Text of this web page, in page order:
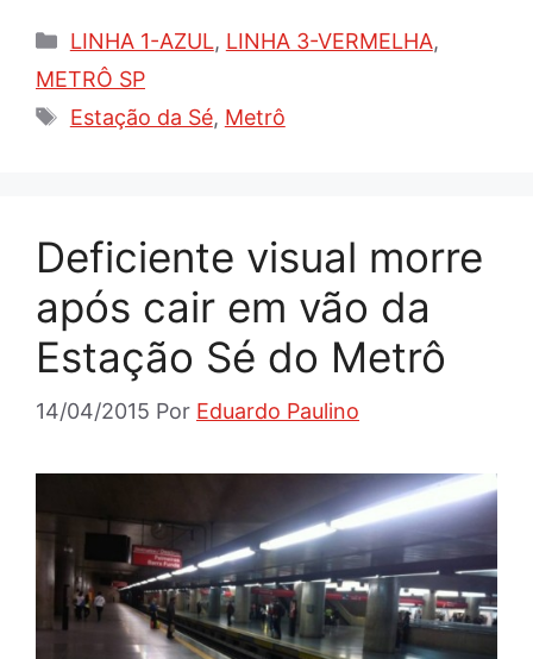
Categorias
LINHA 1-AZUL, LINHA 3-VERMELHA,
METRÔ SP
Tags
Estação da Sé, Metrô
Deficiente visual morre
após cair em vão da
Estação Sé do Metrô
14/04/2015 Por Eduardo Paulino